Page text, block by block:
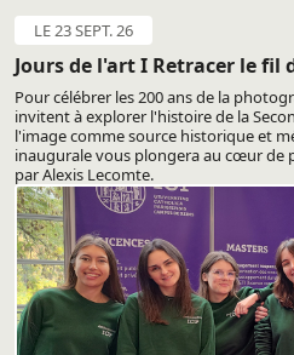
LE 23 SEPT. 26
Jours de l'art I Retracer le fil
Pour célébrer les 200 ans de la
invitent à explorer l'histoire de la
l'image comme source historique et
inaugurale vous plongera au cœur de
par Alexis Lecomte.